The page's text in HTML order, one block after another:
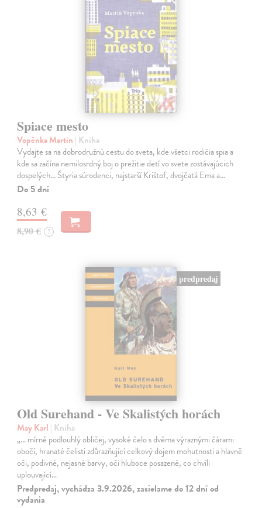
Spiace mesto
Vopěnka Martin | Kniha
Vydajte sa na dobrodružnú cestu do sveta, kde všetci rodičia spia a
kde sa začína nemilosrdný boj o prežitie detí vo svete zostávajúcich
dospelých... Štyria súrodenci, najstarší Krištof, dvojčatá Ema a…
Do 5 dní
8,63 €
8,90 € ?
predpredaj
Old Surehand - Ve Skalistých horách
May Karl | Kniha
„… mírně podlouhlý obličej, vysoké čelo s dvěma výraznými čárami
obočí, hranaté čelisti zdůrazňující celkový dojem mohutnosti a hlavně
oči, podivné, nejasné barvy, oči hluboce posazené, co chvíli
uplouvající…
Predpredaj, vychádza 3.9.2026, zasielame do 12 dní od
vydania